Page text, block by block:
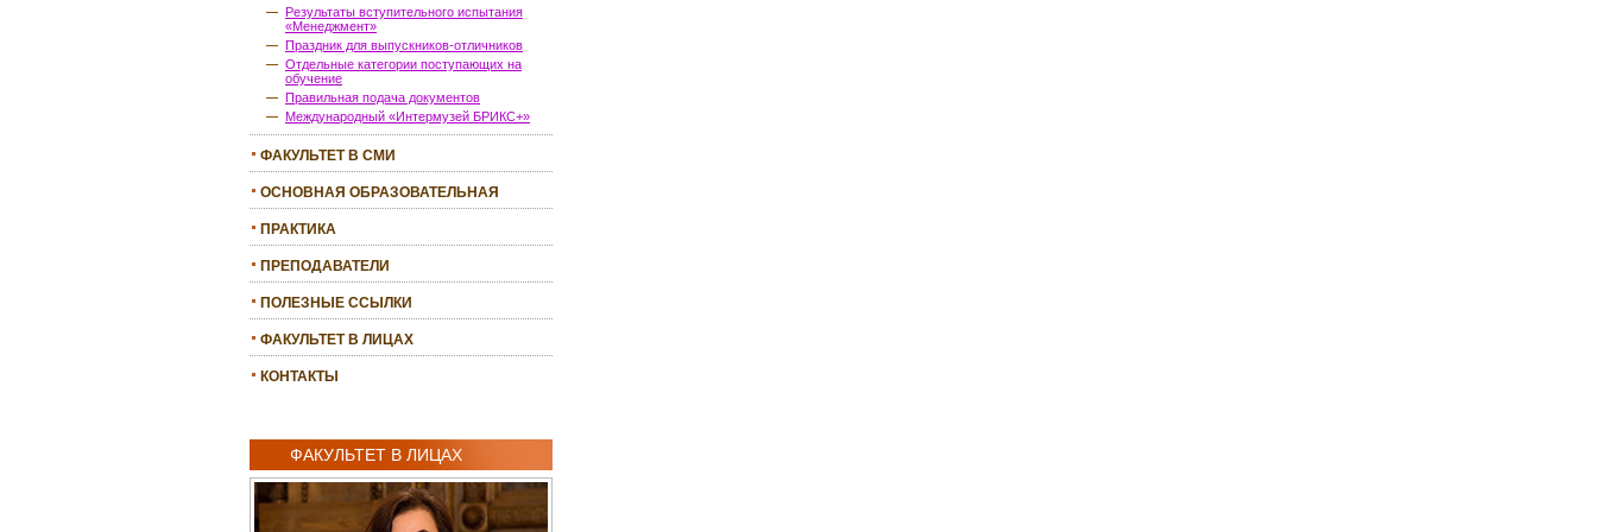
Результаты вступительного испытания
«Менеджмент»
Праздник для выпускников-отличников
Отдельные категории поступающих на
обучение
Правильная подача документов
Международный «Интермузей БРИКС+»
ФАКУЛЬТЕТ В СМИ
ОСНОВНАЯ ОБРАЗОВАТЕЛЬНАЯ
ПРАКТИКА
ПРЕПОДАВАТЕЛИ
ПОЛЕЗНЫЕ ССЫЛКИ
ФАКУЛЬТЕТ В ЛИЦАХ
КОНТАКТЫ
ФАКУЛЬТЕТ В ЛИЦАХ